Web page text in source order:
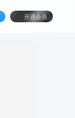
开通会员